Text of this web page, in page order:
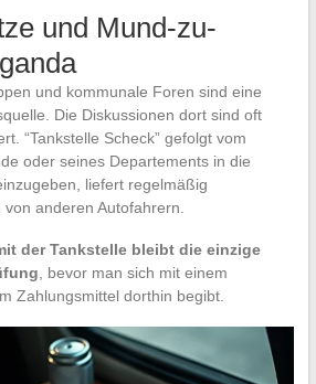
und Mund-zu-
und kommunale Foren sind eine
Die Diskussionen dort sind oft
“Tankstelle Scheck” gefolgt vom
oder seines Departements in die
liefert regelmäßig
anderen Autofahrern.
der Tankstelle bleibt die einzige
, bevor man sich mit einem
Zahlungsmittel dorthin begibt.